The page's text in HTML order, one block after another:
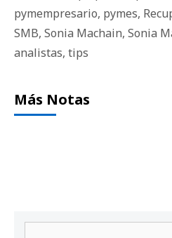
pymempresario, pymes,
SMB, Sonia Machain, Sonia
analistas, tips
Más Notas